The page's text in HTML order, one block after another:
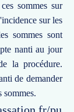
sommes sur
sur les
sommes sont
nanti au jour
la procédure.
de demander